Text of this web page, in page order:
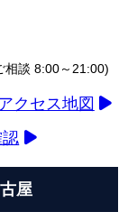
相談 8:00～21:00)
クセス地図
屋